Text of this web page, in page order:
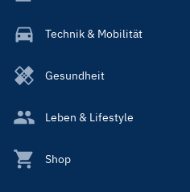
Technik & Mobilität
Gesundheit
Leben & Lifestyle
Shop